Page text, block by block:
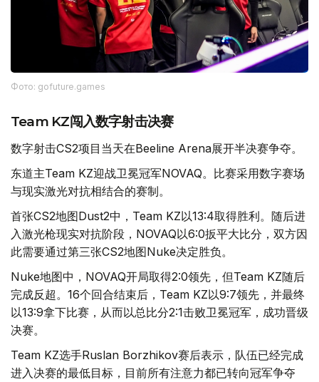
Фото: gofuture.games
Team KZ闯入数字射击决赛
数字射击CS2项目当天在Beeline Arena展开半决赛争夺。
东道主Team KZ迎战卫冕冠军NOVAQ。比赛采用数字赛场
与现实激光对抗相结合的赛制。
首张CS2地图Dust2中，Team KZ以13:4取得胜利。随后进
入激光枪现实对抗阶段，NOVAQ以6:0扳平大比分，双方因
此需要通过第三张CS2地图Nuke决定胜负。
Nuke地图中，NOVAQ开局取得2:0领先，但Team KZ随后
完成反超。16个回合结束后，Team KZ以9:7领先，并最终
以13:9拿下比赛，从而以总比分2:1击败卫冕冠军，成功晋级
决赛。
Team KZ选手Ruslan Borzhikov赛后表示，队伍已经完成
进入决赛的最低目标，目前所有注意力都已转向冠军争夺